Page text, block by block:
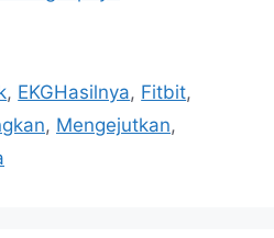
, EKGHasilnya, Fitbit,
, Mengejutkan,